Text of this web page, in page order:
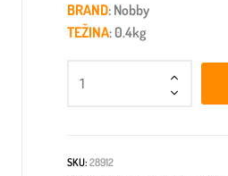
BRAND: Nobby
TEŽINA: 0.4kg
SKU:28912